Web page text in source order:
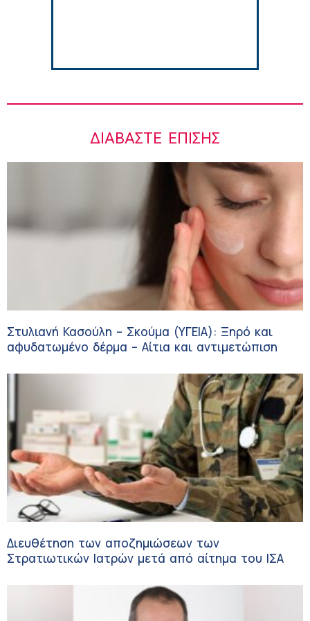
ΔΙΑΒΆΣΤΕ ΕΠΊΣΗΣ
Στυλιανή Κασούλη – Σκούμα (ΥΓΕΙΑ): Ξηρό και
αφυδατωμένο δέρμα – Αίτια και αντιμετώπιση
Διευθέτηση των αποζημιώσεων των
Στρατιωτικών Ιατρών μετά από αίτημα του ΙΣΑ